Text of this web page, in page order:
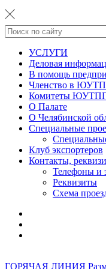
УСЛУГИ
Деловая
В помощь
Членство в
Комитеты
О Палате
О Челябинской
Специальные
Клуб экспортеров
Контакты,
Телефоны и
Реквизиты
Схема
ГОРЯЧАЯ ЛИНИЯ